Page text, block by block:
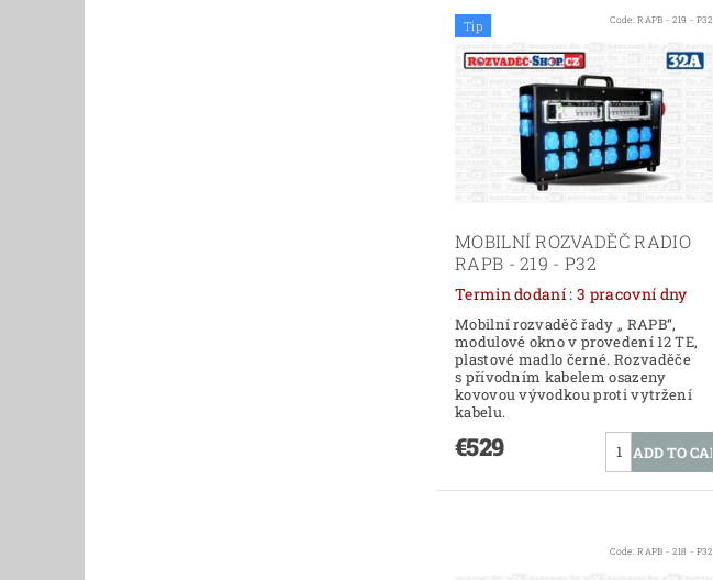
Tip Code:RAPB - 219 - P32
MOBILNÍ ROZVADĚČ RADIO
RAPB - 219 - P32
Termin dodaní : 3 pracovní dny
Mobilní rozvaděč řady „ RAPB“,
modulové okno v provedení 12 TE,
plastové madlo černé. Rozvaděče
s přívodním kabelem osazeny
kovovou vývodkou proti vytržení
kabelu.
€529
Code:RAPB - 218 - P32